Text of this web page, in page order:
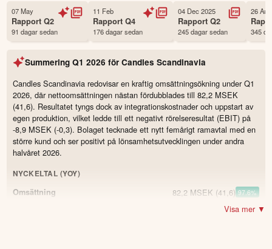
Första handelsdag 07 Nov 2021
Antal ägare Avanza 981 st
Antal ägare Nordnet
Källa:
07 May
RapportQ2
91 dagar sedan
11 Feb
RapportQ4
176 dagar sedan
04 Dec 2025
RapportQ2
245 dagar sedan
26
345
Summering Q1 2026 för Candles Scandinavia
Candles Scandinavia redovisar en kraftig omsättningsökning under Q1
2026, där nettoomsättningen nästan fördubblades till 82,2 MSEK
(41,6). Resultatet tyngs dock av integrationskostnader och uppstart av
egen produktion, vilket ledde till ett negativt rörelseresultat (EBIT) på
-8,9 MSEK (-0,3). Bolaget tecknade ett nytt femårigt ramavtal med en
större kund och ser positivt på lönsamhetsutvecklingen under andra
halvåret 2026.
NYCKELTAL (YOY)
Omsättning
82,2 MSEK (41,6) 97.6%
−8,9 MSEK(−0,3)
Visa mer ▼